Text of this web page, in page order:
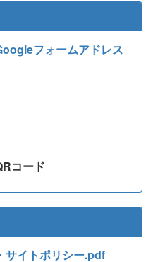
フォームアドレス
コード
サイトポリシー.pdf